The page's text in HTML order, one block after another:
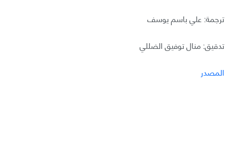
ترجمة: علي باسم يوسف
تدقيق: منال توفيق الضللي
المصدر